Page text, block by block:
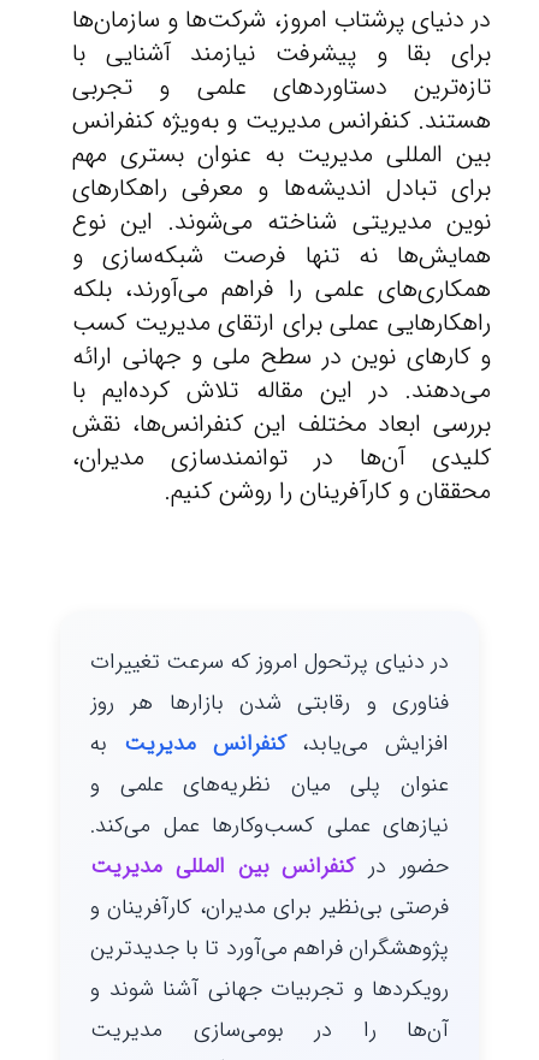
در دنیای پرشتاب امروز، شرکت‌ها و سازمان‌ها
برای بقا و پیشرفت نیازمند آشنایی با
تازه‌ترین دستاوردهای علمی و تجربی
هستند. کنفرانس مدیریت و به‌ویژه کنفرانس
بین المللی مدیریت به عنوان بستری مهم
برای تبادل اندیشه‌ها و معرفی راهکارهای
نوین مدیریتی شناخته می‌شوند. این نوع
همایش‌ها نه تنها فرصت شبکه‌سازی و
همکاری‌های علمی را فراهم می‌آورند، بلکه
راهکارهایی عملی برای ارتقای مدیریت کسب
و کارهای نوین در سطح ملی و جهانی ارائه
می‌دهند. در این مقاله تلاش کرده‌ایم با
بررسی ابعاد مختلف این کنفرانس‌ها، نقش
کلیدی آن‌ها در توانمندسازی مدیران،
محققان و کارآفرینان را روشن کنیم.
در دنیای پرتحول امروز که سرعت تغییرات
فناوری و رقابتی شدن بازارها هر روز
افزایش می‌یابد،کنفرانس مدیریت به
عنوان پلی میان نظریه‌های علمی و
نیازهای عملی کسب‌وکارها عمل می‌کند.
حضور درکنفرانس بین المللی مدیریت
فرصتی بی‌نظیر برای مدیران، کارآفرینان و
پژوهشگران فراهم می‌آورد تا با جدیدترین
رویکردها و تجربیات جهانی آشنا شوند و
آن‌ها را در بومی‌سازی مدیریت